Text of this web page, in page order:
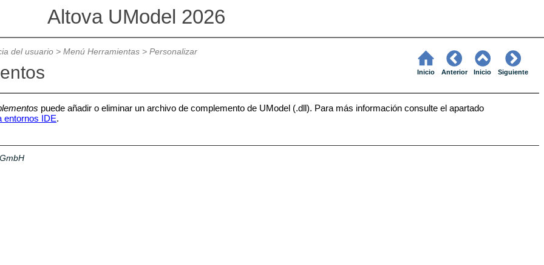
Altova UModel 2026
del usuario> Menú Herramientas> Personalizar
Inicio Anterior Inicio Siguiente
puede añadir o eliminar un archivo de complemento de UModel (.dll). Para más información consulte el apartado
entornos IDE.